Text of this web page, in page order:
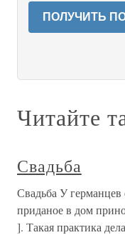
ПОЛУЧИТЬ
Читайте
Свадьба
Свадьба У
приданое в дом
]. Такая практика